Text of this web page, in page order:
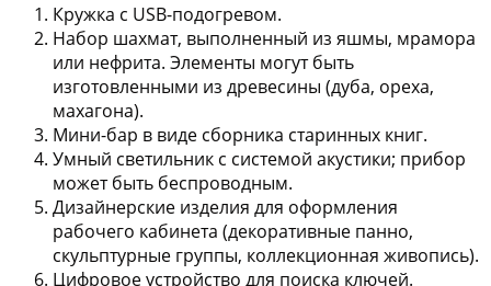
Кружка с USB-подогревом.
Набор шахмат, выполненный из яшмы, мрамора
или нефрита. Элементы могут быть
изготовленными из древесины (дуба, ореха,
махагона).
Мини-бар в виде сборника старинных книг.
Умный светильник с системой акустики; прибор
может быть беспроводным.
Дизайнерские изделия для оформления
рабочего кабинета (декоративные панно,
скульптурные группы, коллекционная живопись).
Цифровое устройство для поиска ключей.